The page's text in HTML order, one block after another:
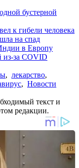
бустерной
к гибели человека
на спад
в Европу
за COVID
, лекарство,
, Новости
текст и
редакции.